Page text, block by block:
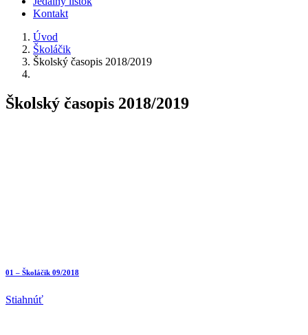
Kontakt
Úvod
Školáčik
Školský časopis 2018/2019
Školský časopis 2018/2019
01 – Školáčik 09/2018
Stiahnúť